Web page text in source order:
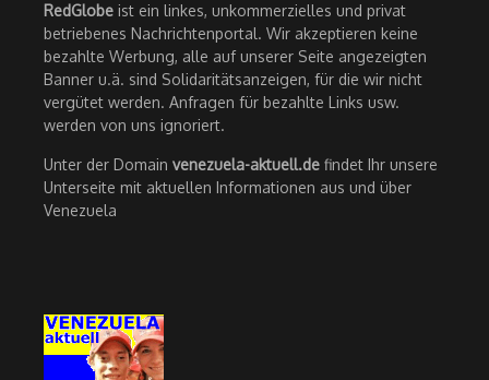
RedGlobe ist ein linkes, unkommerzielles und privat
betriebenes Nachrichtenportal. Wir akzeptieren keine
bezahlte Werbung, alle auf unserer Seite angezeigten
Banner u.ä. sind Solidaritätsanzeigen, für die wir nicht
vergütet werden. Anfragen für bezahlte Links usw.
werden von uns ignoriert.
Unter der Domain venezuela-aktuell.de findet Ihr unsere
Unterseite mit aktuellen Informationen aus und über
Venezuela